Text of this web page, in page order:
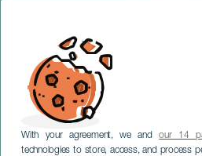
With your agreement, we andour 14
technologies to store, access, and process